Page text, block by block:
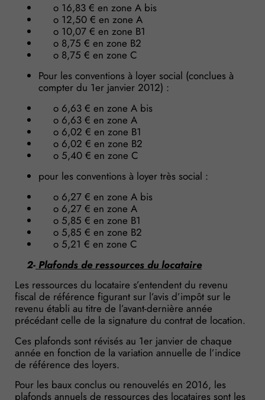
o 16,83 € en zone A bis
o 12,50 € en zone A
o 10,07 € en zone B1
o 8,75 € en zone B2
o 8,75 € en zone C
Pour les conventions à loyer social (conclues à
compter du 1er janvier 2012) :
o 6,63 € en zone A bis
o 6,63 € en zone A
o 6,02 € en zone B1
o 6,02 € en zone B2
o 5,40 € en zone C
pour les conventions à loyer très social :
o 6,27 € en zone A bis
o 6,27 € en zone A
o 5,85 € en zone B1
o 5,85 € en zone B2
o 5,21 € en zone C
2- Plafonds de ressources du locataire
Les ressources du locataire s’entendent du revenu
fiscal de référence figurant sur l’avis d’impôt sur le
revenu établi au titre de l’avant-dernière année
précédant celle de la signature du contrat de location.
Ces plafonds sont révisés au 1er janvier de chaque
année en fonction de la variation annuelle de l’indice
de référence des loyers.
Pour les baux conclus ou renouvelés en 2016, les
plafonds annuels de ressources des locataires sont les